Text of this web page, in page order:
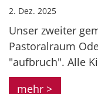
2. Dez. 2025
Unser zweiter
Pastoralraum
"aufbruch". Alle
mehr >